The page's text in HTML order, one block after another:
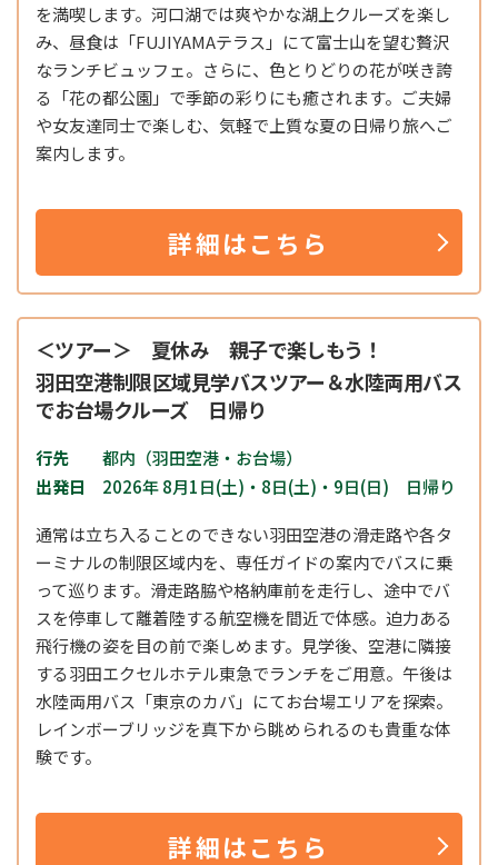
を満喫します。河口湖では爽やかな湖上クルーズを楽し
み、昼食は「FUJIYAMAテラス」にて富士山を望む贅沢
なランチビュッフェ。さらに、色とりどりの花が咲き誇
る「花の都公園」で季節の彩りにも癒されます。ご夫婦
や女友達同士で楽しむ、気軽で上質な夏の日帰り旅へご
案内します。
詳細はこちら
＜ツアー＞ 夏休み 親子で楽しもう！
羽田空港制限区域見学バスツアー＆水陸両用バス
でお台場クルーズ 日帰り
行先
都内（羽田空港・お台場）
出発日
2026年 8月1日(土)・8日(土)・9日(日) 日帰り
通常は立ち入ることのできない羽田空港の滑走路や各タ
ーミナルの制限区域内を、専任ガイドの案内でバスに乗
って巡ります。滑走路脇や格納庫前を走行し、途中でバ
スを停車して離着陸する航空機を間近で体感。迫力ある
飛行機の姿を目の前で楽しめます。見学後、空港に隣接
する羽田エクセルホテル東急でランチをご用意。午後は
水陸両用バス「東京のカバ」にてお台場エリアを探索。
レインボーブリッジを真下から眺められるのも貴重な体
験です。
詳細はこちら